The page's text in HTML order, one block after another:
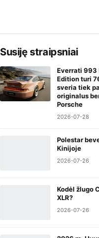
Susiję straipsniai
Everrati 993
Edition turi
sveria tiek
originalus
Porsche
2026-07-28
Polestar
Kinijoje
2026-07-26
Kodėl žlugo
XLR?
2026-07-26